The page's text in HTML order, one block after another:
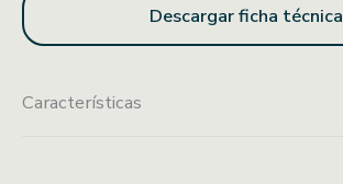
Descargar ficha técnica
Características